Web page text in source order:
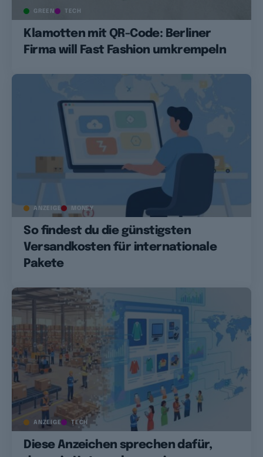
GREEN TECH
Klamotten mit QR-Code: Berliner
Firma will Fast Fashion umkrempeln
ANZEIGE MONEY
So findest du die günstigsten
Versandkosten für internationale
Pakete
ANZEIGE TECH
Diese Anzeichen sprechen dafür,